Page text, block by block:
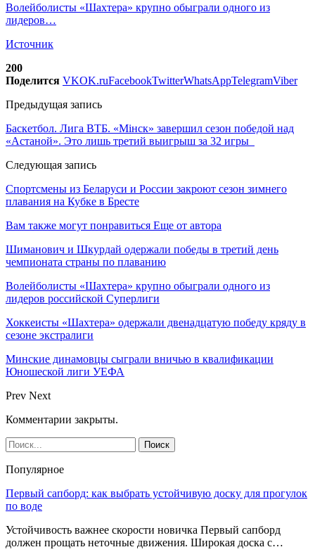
Волейболисты «Шахтера» крупно обыграли одного из
лидеров…
Источник
200
Поделится VKOK.ruFacebookTwitterWhatsAppTelegramViber
Предыдущая запись
Баскетбол. Лига ВТБ. «Мінск» завершил сезон победой над
«Астаной». Это лишь третий выигрыш за 32 игры
Следующая запись
Спортсмены из Беларуси и России закроют сезон зимнего
плавания на Кубке в Бресте
Вам также могут понравиться Еще от автора
Шиманович и Шкурдай одержали победы в третий день
чемпионата страны по плаванию
Волейболисты «Шахтера» крупно обыграли одного из
лидеров российской Суперлиги
Хоккеисты «Шахтера» одержали двенадцатую победу кряду в
сезоне экстралиги
Минские динамовцы сыграли вничью в квалификации
Юношеской лиги УЕФА
Prev Next
Комментарии закрыты.
Популярное
Первый сапборд: как выбрать устойчивую доску для прогулок
по воде
Устойчивость важнее скорости новичка Первый сапборд
должен прощать неточные движения. Широкая доска с…